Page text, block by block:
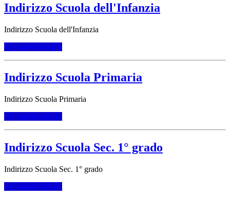
Indirizzo Scuola dell'Infanzia
Indirizzo Scuola dell'Infanzia
Per saperne di più
Indirizzo Scuola Primaria
Indirizzo Scuola Primaria
Per saperne di più
Indirizzo Scuola Sec. 1° grado
Indirizzo Scuola Sec. 1° grado
Per saperne di più